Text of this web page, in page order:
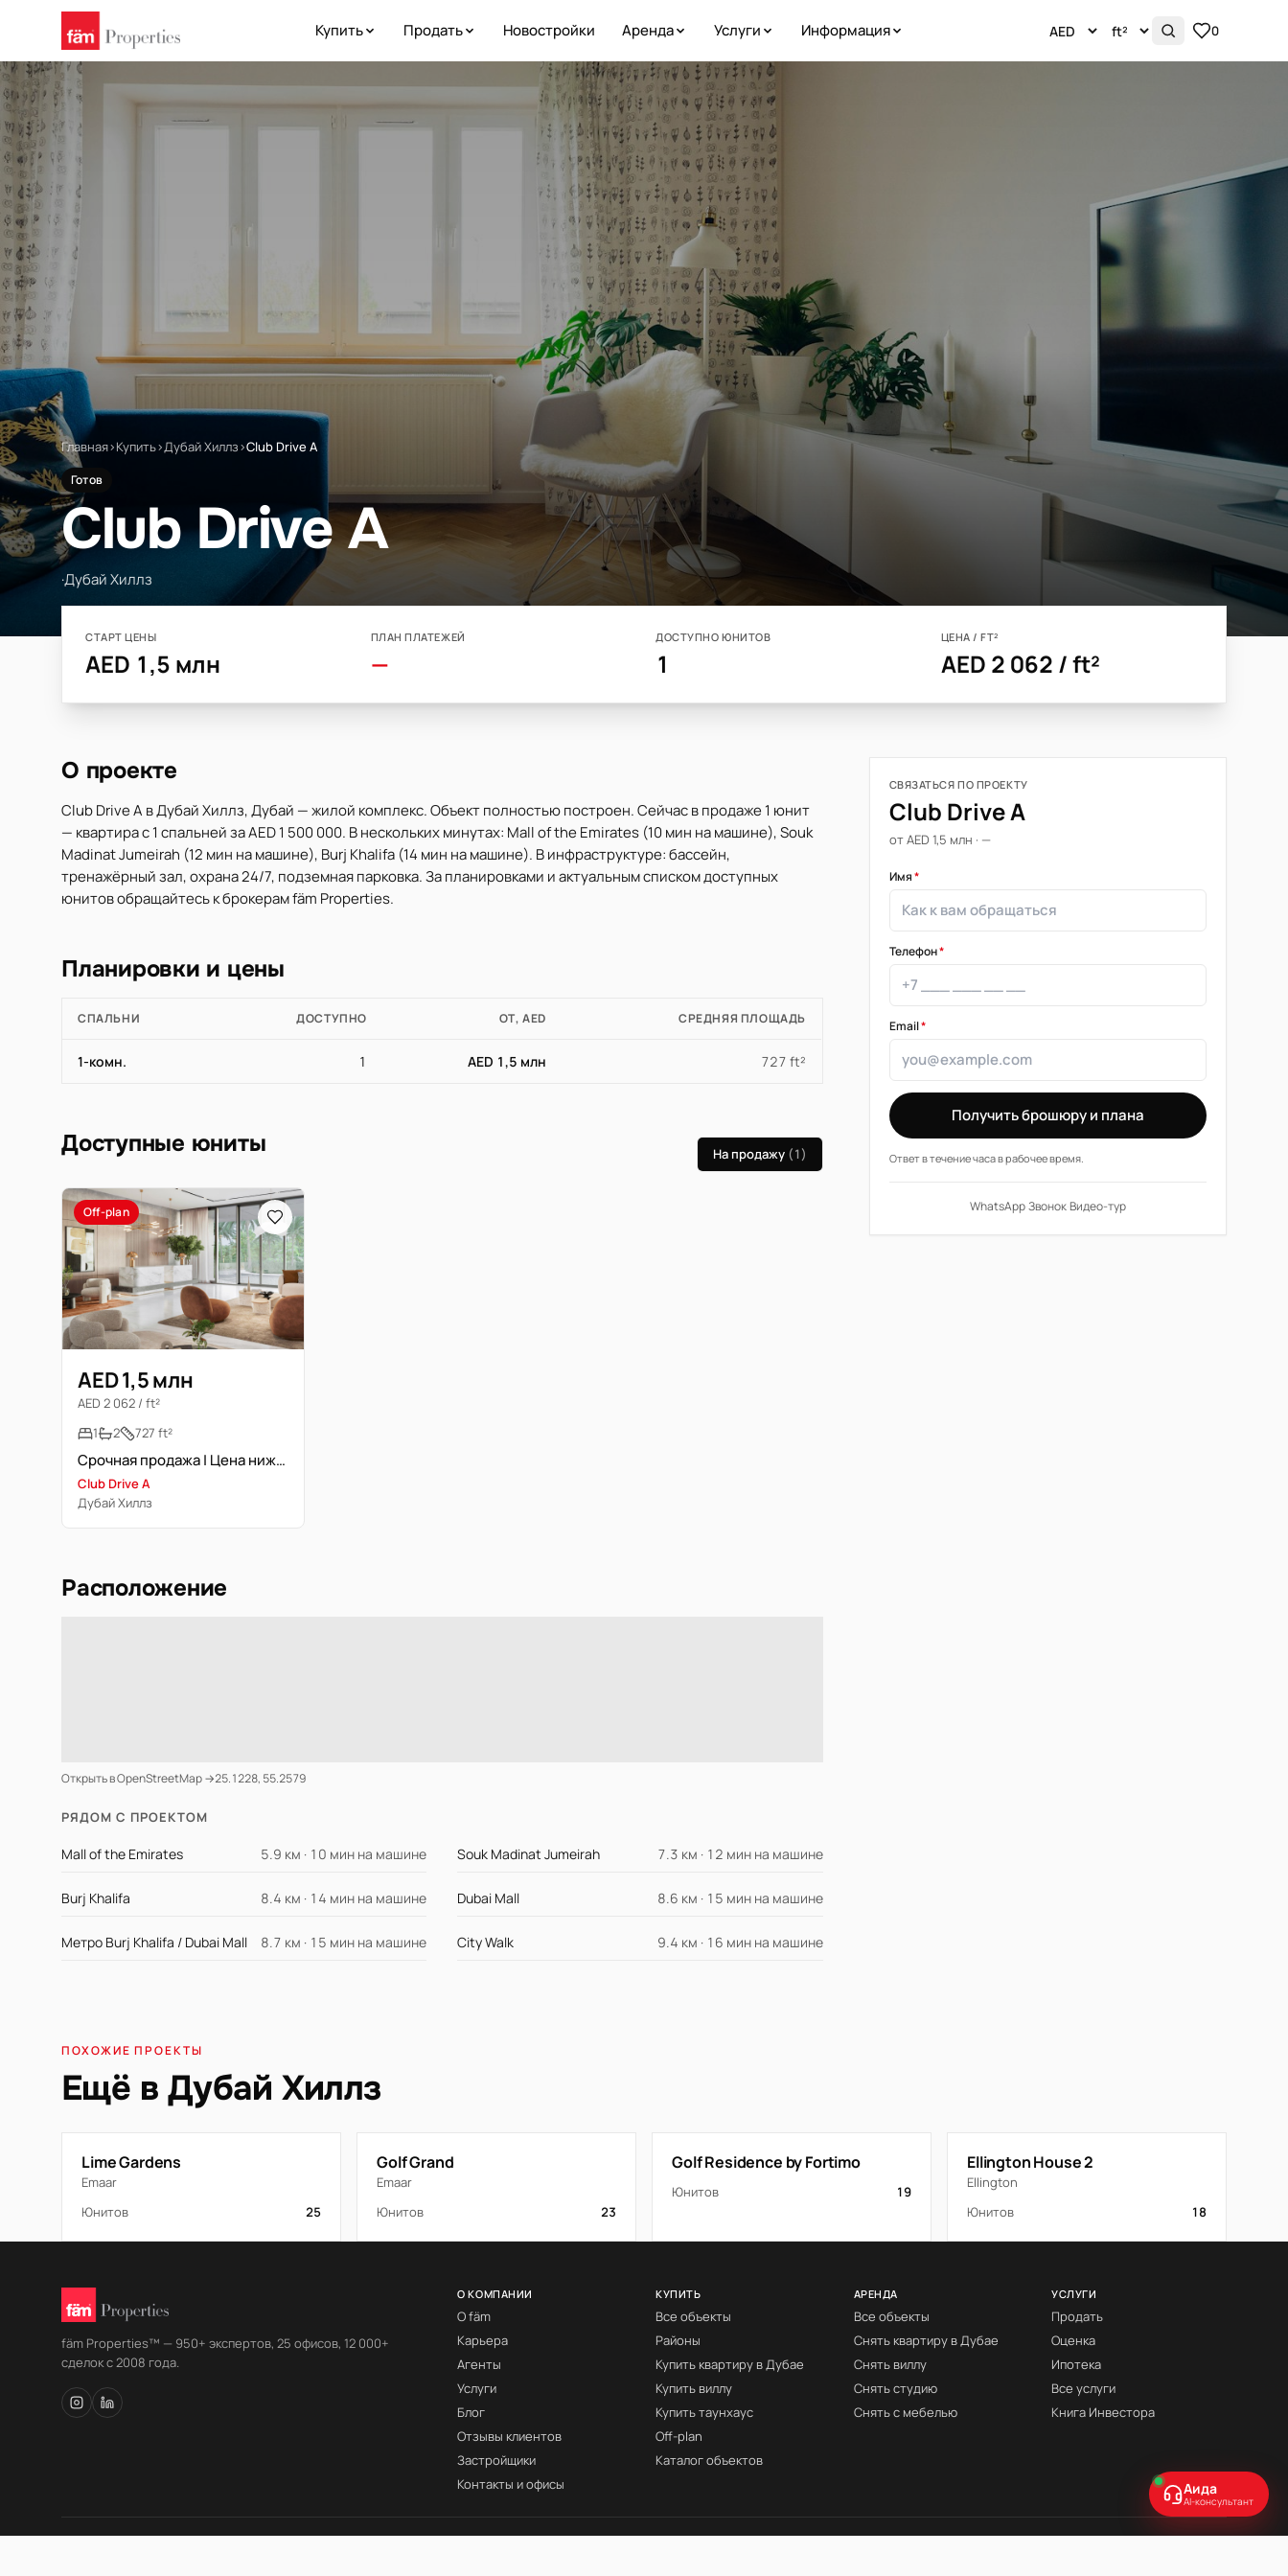
Купить Продать Новостройки Аренда Услуги Информация 0
Главная›Купить›Дубай Хиллз›Club Drive A
Готов
Club Drive A
·Дубай Хиллз
СТАРТ ЦЕНЫ
AED 1,5 млн
ПЛАН ПЛАТЕЖЕЙ
—
ДОСТУПНО ЮНИТОВ
1
ЦЕНА / FT²
AED 2 062 / ft²
О проекте
Club Drive A в Дубай Хиллз, Дубай — жилой комплекс. Объект полностью построен. Сейчас в продаже 1 юнит
— квартира с 1 спальней за AED 1 500 000. В нескольких минутах: Mall of the Emirates (10 мин на машине), Souk
Madinat Jumeirah (12 мин на машине), Burj Khalifa (14 мин на машине). В инфраструктуре: бассейн,
тренажёрный зал, охрана 24/7, подземная парковка. За планировками и актуальным списком доступных
юнитов обращайтесь к брокерам fäm Properties.
Планировки и цены
СПАЛЬНИ ДОСТУПНО ОТ, AED СРЕДНЯЯ ПЛОЩАДЬ
1-комн. 1 AED 1,5 млн 727 ft²
Доступные юниты На продажу (1)
Off-plan
AED 1,5 млн
AED 2 062 / ft²
1
2 727 ft²
Срочная продажа | Цена ниже первоначальной
Club Drive A
Дубай Хиллз
Расположение
Открыть в OpenStreetMap →25.1228, 55.2579
РЯДОМ С ПРОЕКТОМ
Mall of the Emirates 5.9 км · 10 мин на машине Souk Madinat Jumeirah 7.3 км · 12 мин на машине
Burj Khalifa 8.4 км · 14 мин на машине Dubai Mall 8.6 км · 15 мин на машине
Метро Burj Khalifa / Dubai Mall 8.7 км · 15 мин на машине City Walk 9.4 км · 16 мин на машине
СВЯЗАТЬСЯ ПО ПРОЕКТУ
Club Drive A
от AED 1,5 млн · —
Имя*
Телефон*
Email*
Получить брошюру и плана
Ответ в течение часа в рабочее время.
WhatsApp·Звонок·Видео-тур
ПОХОЖИЕ ПРОЕКТЫ
Ещё в Дубай Хиллз
Lime Gardens
Emaar
Юнитов
25
Golf Grand
Emaar
Юнитов
23
Golf Residence by Fortimo
Юнитов 19
Ellington House 2
Ellington
Юнитов
18
Аида
AI-консультант
fäm Properties™ — 950+ экспертов, 25 офисов, 12 000+
сделок с 2008 года.
О КОМПАНИИ
О fäm
Карьера
Агенты
Услуги
Блог
Отзывы клиентов
Застройщики
Контакты и офисы
КУПИТЬ
Все объекты
Районы
Купить квартиру в Дубае
Купить виллу
Купить таунхаус
Off-plan
Каталог объектов
АРЕНДА
Все объекты
Снять квартиру в Дубае
Снять виллу
Снять студию
Снять с мебелью
УСЛУГИ
Продать
Оценка
Ипотека
Все услуги
Книга Инвестора